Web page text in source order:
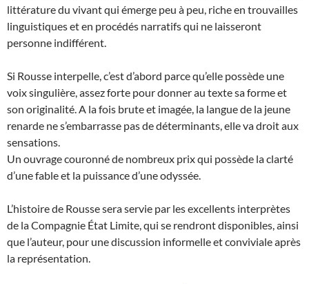
littérature du vivant qui émerge peu à peu, riche en trouvailles
linguistiques et en procédés narratifs qui ne laisseront
personne indifférent.
Si Rousse interpelle, c’est d’abord parce qu’elle possède une
voix singulière, assez forte pour donner au texte sa forme et
son originalité. A la fois brute et imagée, la langue de la jeune
renarde ne s’embarrasse pas de déterminants, elle va droit aux
sensations.
Un ouvrage couronné de nombreux prix qui possède la clarté
d’une fable et la puissance d’une odyssée.
L’histoire de Rousse sera servie par les excellents interprètes
de la Compagnie État Limite, qui se rendront disponibles, ainsi
que l’auteur, pour une discussion informelle et conviviale après
la représentation.